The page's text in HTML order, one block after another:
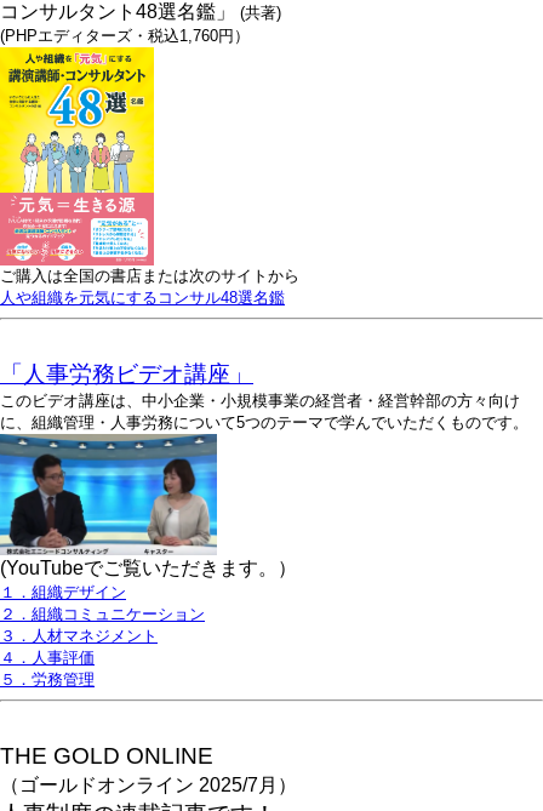
コンサルタント48選名鑑」 (共著)
(PHPエディターズ・税込1,760円）
ご購入は全国の書店または次のサイトから
人や組織を元気にするコンサル48選名鑑
「人事労務ビデオ講座」
このビデオ講座は、中小企業・小規模事業の経営者・経営幹部の方々向け
に、組織管理・人事労務について5つのテーマで学んでいただくものです。
(YouTubeでご覧いただきます。）
１．組織デザイン
２．組織コミュニケーション
３．人材マネジメント
４．人事評価
５．労務管理
THE GOLD ONLINE
（ゴールドオンライン 2025/7月）